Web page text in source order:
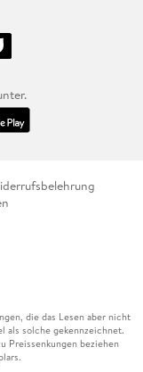
die das Lesen aber nicht
als solche gekennzeichnet.
Preissenkungen beziehen